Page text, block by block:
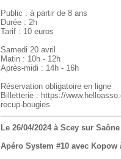
Public : à partir de 8 ans
Durée : 2h
Tarif : 10 euros
Samedi 20 avril
Matin : 10h - 12h
Après-midi : 14h - 16h
Réservation obligatoire en ligne
Billetterie : https://
recup-bougies
Le 26/04/2024 à Scey sur
Apéro System #10 avec Kopow